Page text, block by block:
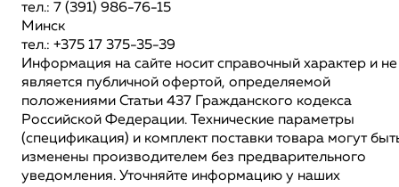
тел.: 7 (391) 986-76-15
Минск
тел.: +375 17 375-35-39
Информация на сайте носит справочный характер и не
является публичной офертой, определяемой
положениями Статьи 437 Гражданского кодекса
Российской Федерации. Технические параметры
(спецификация) и комплект поставки товара могут
изменены производителем без предварительного
уведомления. Уточняйте информацию у наших